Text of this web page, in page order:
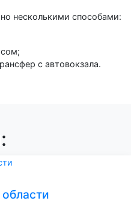
несколькими способами:
с автовокзала.